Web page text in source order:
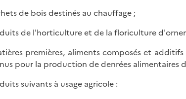
de bois destinés au chauffage ;
de l'horticulture et de la floriculture
premières, aliments composés et
pour la production de denrées alimentaires
suivants à usage agricole :